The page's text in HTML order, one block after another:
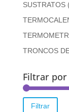
SUSTRATOS
TRONCOS
Filtrar por
Filtrar